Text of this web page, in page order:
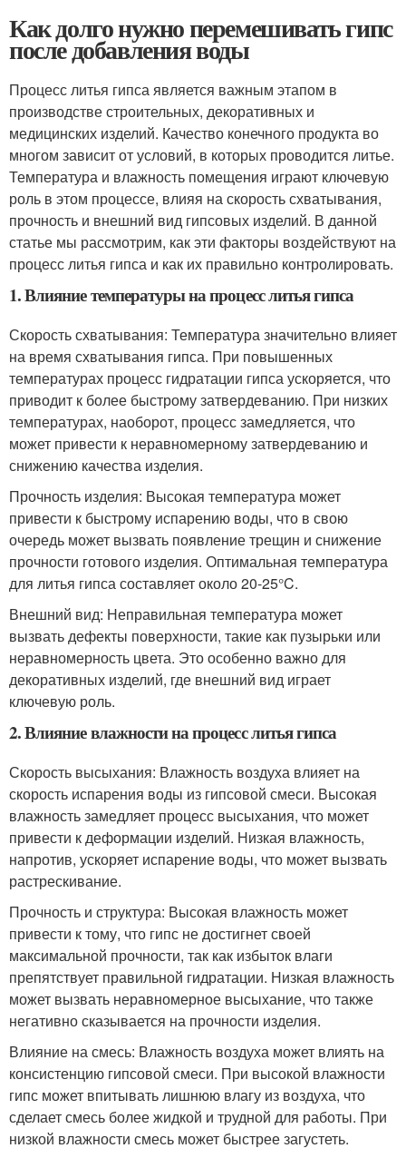
Как долго нужно перемешивать гипс
после добавления воды
Процесс литья гипса является важным этапом в
производстве строительных, декоративных и
медицинских изделий. Качество конечного продукта во
многом зависит от условий, в которых проводится литье.
Температура и влажность помещения играют ключевую
роль в этом процессе, влияя на скорость схватывания,
прочность и внешний вид гипсовых изделий. В данной
статье мы рассмотрим, как эти факторы воздействуют на
процесс литья гипса и как их правильно контролировать.
1. Влияние температуры на процесс литья гипса
Скорость схватывания: Температура значительно влияет
на время схватывания гипса. При повышенных
температурах процесс гидратации гипса ускоряется, что
приводит к более быстрому затвердеванию. При низких
температурах, наоборот, процесс замедляется, что
может привести к неравномерному затвердеванию и
снижению качества изделия.
Прочность изделия: Высокая температура может
привести к быстрому испарению воды, что в свою
очередь может вызвать появление трещин и снижение
прочности готового изделия. Оптимальная температура
для литья гипса составляет около 20-25°C.
Внешний вид: Неправильная температура может
вызвать дефекты поверхности, такие как пузырьки или
неравномерность цвета. Это особенно важно для
декоративных изделий, где внешний вид играет
ключевую роль.
2. Влияние влажности на процесс литья гипса
Скорость высыхания: Влажность воздуха влияет на
скорость испарения воды из гипсовой смеси. Высокая
влажность замедляет процесс высыхания, что может
привести к деформации изделий. Низкая влажность,
напротив, ускоряет испарение воды, что может вызвать
растрескивание.
Прочность и структура: Высокая влажность может
привести к тому, что гипс не достигнет своей
максимальной прочности, так как избыток влаги
препятствует правильной гидратации. Низкая влажность
может вызвать неравномерное высыхание, что также
негативно сказывается на прочности изделия.
Влияние на смесь: Влажность воздуха может влиять на
консистенцию гипсовой смеси. При высокой влажности
гипс может впитывать лишнюю влагу из воздуха, что
сделает смесь более жидкой и трудной для работы. При
низкой влажности смесь может быстрее загустеть.